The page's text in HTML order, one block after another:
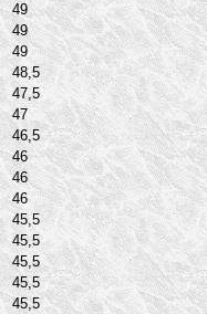
49
49
49
48,5
47,5
47
46,5
46
46
46
45,5
45,5
45,5
45,5
45,5